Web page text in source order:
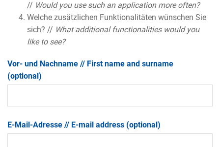
// Would you use such an application more often?
Welche zusätzlichen Funktionalitäten wünschen Sie
sich? // What additional functionalities would you
like to see?
Vor- und Nachname // First name and surname
(optional)
E-Mail-Adresse // E-mail address (optional)